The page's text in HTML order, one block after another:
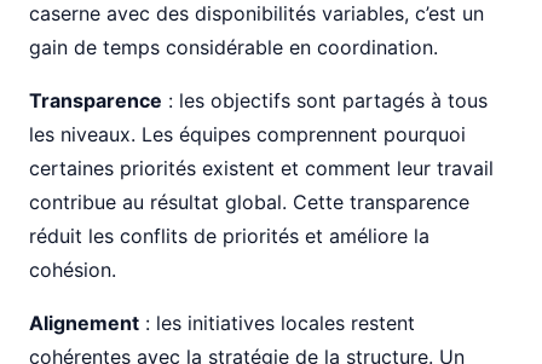
caserne avec des disponibilités variables, c’est un
gain de temps considérable en coordination.
Transparence : les objectifs sont partagés à tous
les niveaux. Les équipes comprennent pourquoi
certaines priorités existent et comment leur travail
contribue au résultat global. Cette transparence
réduit les conflits de priorités et améliore la
cohésion.
Alignement : les initiatives locales restent
cohérentes avec la stratégie de la structure. Un